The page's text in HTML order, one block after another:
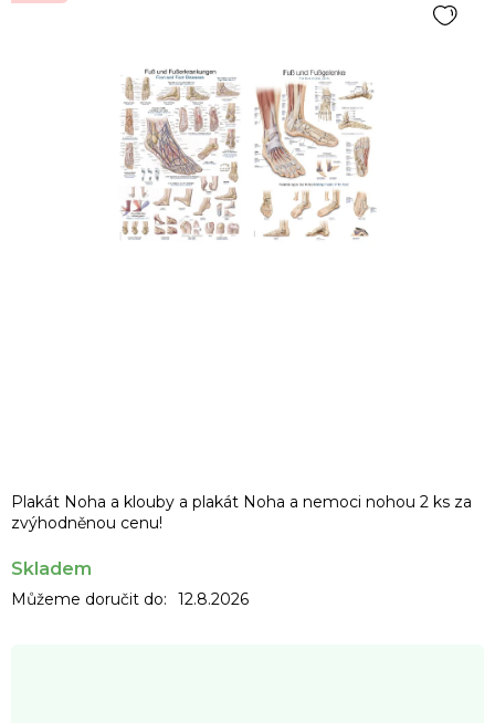
Plakát Noha a klouby a plakát Noha a nemoci nohou 2 ks za
zvýhodněnou cenu!
Skladem
Můžeme doručit do: 12.8.2026